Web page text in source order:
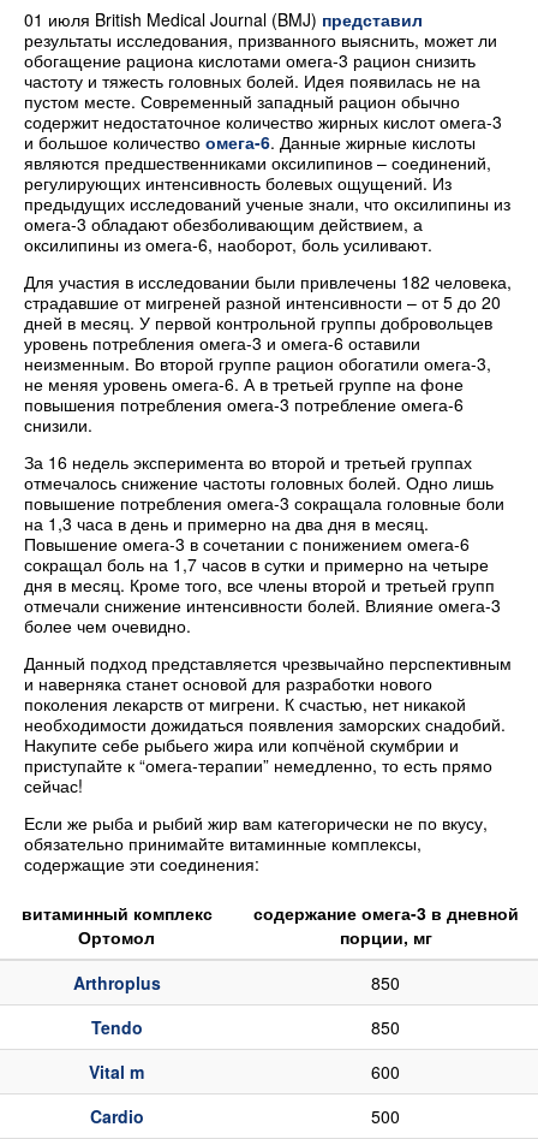
01 июля British Medical Journal (BMJ) представил
результаты исследования, призванного выяснить, может ли
обогащение рациона кислотами омега-3 рацион снизить
частоту и тяжесть головных болей. Идея появилась не на
пустом месте. Современный западный рацион обычно
содержит недостаточное количество жирных кислот омега-3
и большое количество омега-6. Данные жирные кислоты
являются предшественниками оксилипинов – соединений,
регулирующих интенсивность болевых ощущений. Из
предыдущих исследований ученые знали, что оксилипины из
омега-3 обладают обезболивающим действием, а
оксилипины из омега-6, наоборот, боль усиливают.
Для участия в исследовании были привлечены 182 человека,
страдавшие от мигреней разной интенсивности – от 5 до 20
дней в месяц. У первой контрольной группы добровольцев
уровень потребления омега-3 и омега-6 оставили
неизменным. Во второй группе рацион обогатили омега-3,
не меняя уровень омега-6. А в третьей группе на фоне
повышения потребления омега-3 потребление омега-6
снизили.
За 16 недель эксперимента во второй и третьей группах
отмечалось снижение частоты головных болей. Одно лишь
повышение потребления омега-3 сокращала головные боли
на 1,3 часа в день и примерно на два дня в месяц.
Повышение омега-3 в сочетании с понижением омега-6
сокращал боль на 1,7 часов в сутки и примерно на четыре
дня в месяц. Кроме того, все члены второй и третьей групп
отмечали снижение интенсивности болей. Влияние омега-3
более чем очевидно.
Данный подход представляется чрезвычайно перспективным
и наверняка станет основой для разработки нового
поколения лекарств от мигрени. К счастью, нет никакой
необходимости дожидаться появления заморских снадобий.
Накупите себе рыбьего жира или копчёной скумбрии и
приступайте к “омега-терапии” немедленно, то есть прямо
сейчас!
Если же рыба и рыбий жир вам категорически не по вкусу,
обязательно принимайте витаминные комплексы,
содержащие эти соединения:
витаминный комплекс
Ортомол
содержание омега-3 в дневной
порции, мг
Arthroplus
850
Tendo
850
Vital m
600
Cardio
500